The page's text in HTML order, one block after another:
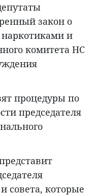
закон о
и
комитета НС
процедуры по
председателя
совета, которые